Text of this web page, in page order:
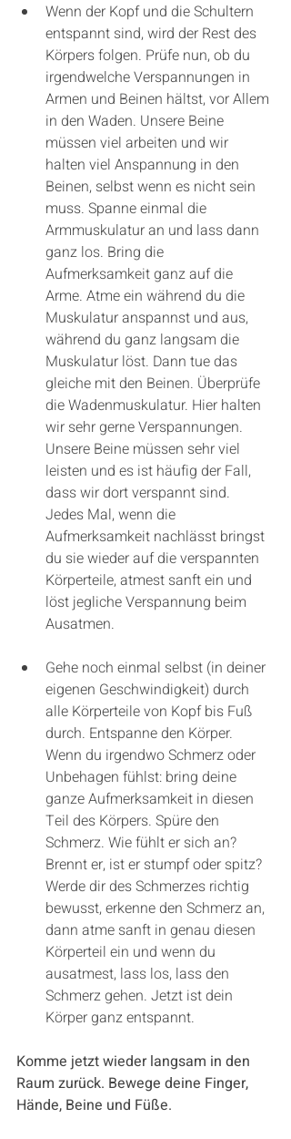
Wenn der Kopf und die Schultern
entspannt sind, wird der Rest des
Körpers folgen. Prüfe nun, ob du
irgendwelche Verspannungen in
Armen und Beinen hältst, vor Allem
in den Waden. Unsere Beine
müssen viel arbeiten und wir
halten viel Anspannung in den
Beinen, selbst wenn es nicht sein
muss. Spanne einmal die
Armmuskulatur an und lass dann
ganz los. Bring die
Aufmerksamkeit ganz auf die
Arme. Atme ein während du die
Muskulatur anspannst und aus,
während du ganz langsam die
Muskulatur löst. Dann tue das
gleiche mit den Beinen. Überprüfe
die Wadenmuskulatur. Hier halten
wir sehr gerne Verspannungen.
Unsere Beine müssen sehr viel
leisten und es ist häufig der Fall,
dass wir dort verspannt sind.
Jedes Mal, wenn die
Aufmerksamkeit nachlässt bringst
du sie wieder auf die verspannten
Körperteile, atmest sanft ein und
löst jegliche Verspannung beim
Ausatmen.
Gehe noch einmal selbst (in deiner
eigenen Geschwindigkeit) durch
alle Körperteile von Kopf bis Fuß
durch. Entspanne den Körper.
Wenn du irgendwo Schmerz oder
Unbehagen fühlst: bring deine
ganze Aufmerksamkeit in diesen
Teil des Körpers. Spüre den
Schmerz. Wie fühlt er sich an?
Brennt er, ist er stumpf oder spitz?
Werde dir des Schmerzes richtig
bewusst, erkenne den Schmerz an,
dann atme sanft in genau diesen
Körperteil ein und wenn du
ausatmest, lass los, lass den
Schmerz gehen. Jetzt ist dein
Körper ganz entspannt.
Komme jetzt wieder langsam in den
Raum zurück. Bewege deine Finger,
Hände, Beine und Füße.